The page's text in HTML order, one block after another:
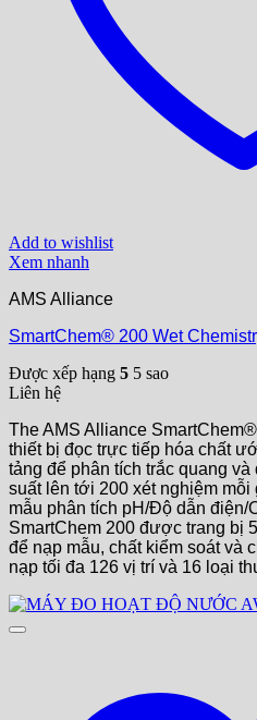
Add to wishlist
Xem nhanh
AMS Alliance
SmartChem® 200 Wet
Được xếp hạng 5 5 sao
Liên hệ
The AMS Alliance
thiết bị đọc trực tiếp hóa chất
tảng để phân tích trắc quang
suất lên tới 200 xét nghiệm
mẫu phân tích pH/Độ dẫn điện/
SmartChem 200 được trang bị
để nạp mẫu, chất kiểm soát và
nạp tối đa 126 vị trí và 16 loại